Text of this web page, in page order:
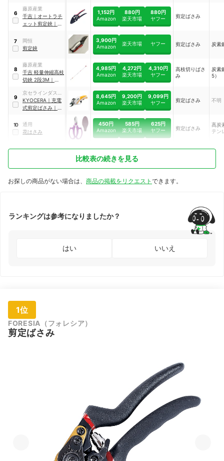
6
藤原産業
千吉 ｜ オートラチ
ェット剪定鋏 ｜
1,152円
Amazon
880円
楽天市場
880円
ヤフー
剪定ばさみ
7
岡恒
剪定鋏
3,900円
Amazon
楽天市場 ヤフー 剪定ばさみ 炭素
8
藤原産業
千吉 軽量伸縮高枝
切鋏 2段3M ｜
4,985円
Amazon
4,272円
楽天市場
4,310円
ヤフー
高枝切りばさ
み
炭素
5）
9
京セラインダスト
リアルツールズ
KYOCERA ｜ 充電
式剪定ばさみ ｜
8,645円
Amazon
9,200円
楽天市場
9,099円
ヤフー
剪定ばさみ 不明
10
通用
花はさみ
450円
Amazon
585円
楽天市場
625円
ヤフー
剪定ばさみ
高炭
テン
比較表の続きを見る
お探しの商品がない場合は、 商品の掲載をリクエスト できます。
ランキングは参考になりましたか？
はい いいえ
1位
FORESIA（フォレシア）
剪定ばさみ